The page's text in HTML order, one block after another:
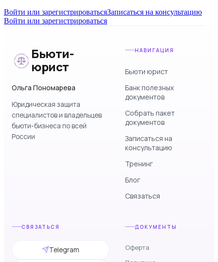
Войти или зарегистрироватьсяЗаписаться на консультацию
Войти или зарегистрироваться
Бьюти-
юрист
Ольга Пономарева
Юридическая защита
специалистов и владельцев
бьюти-бизнеса по всей
России
НАВИГАЦИЯ
Бьюти юрист
Банк полезных
документов
Собрать пакет
документов
Записаться на
консультацию
Тренинг
Блог
Связаться
СВЯЗАТЬСЯ
Telegram
ДОКУМЕНТЫ
Оферта